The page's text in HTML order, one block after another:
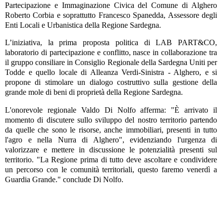
Partecipazione e Immaginazione Civica del Comune di Alghero
Roberto Corbia e soprattutto Francesco Spanedda, Assessore degli
Enti Locali e Urbanistica della Regione Sardegna.
L’iniziativa, la prima proposta politica di LAB PART&CO,
laboratorio di partecipazione e conflitto, nasce in collaborazione tra
il gruppo consiliare in Consiglio Regionale della Sardegna Uniti per
Todde e quello locale di Alleanza Verdi-Sinistra - Alghero, e si
propone di stimolare un dialogo costruttivo sulla gestione della
grande mole di beni di proprietà della Regione Sardegna.
L'onorevole regionale Valdo Di Nolfo afferma: "È arrivato il
momento di discutere sullo sviluppo del nostro territorio partendo
da quelle che sono le risorse, anche immobiliari, presenti in tutto
l'agro e nella Nurra di Alghero", evidenziando l'urgenza di
valorizzare e mettere in discussione le potenzialità presenti sul
territorio. "La Regione prima di tutto deve ascoltare e condividere
un percorso con le comunità territoriali, questo faremo venerdì a
Guardia Grande." conclude Di Nolfo.